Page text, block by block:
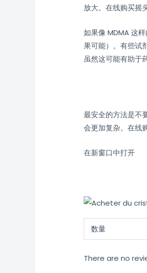
放大。在线购买摇
如果像 MDMA 这
果可能）。有些试
虽然这可能有助于
最安全的方法是不
会更加复杂。在线
在新窗口中打开
数量
There are no